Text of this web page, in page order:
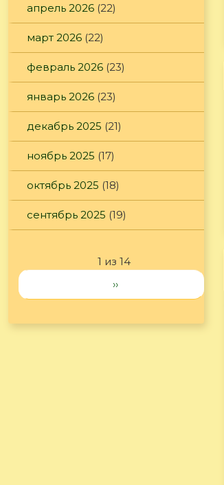
апрель 2026 (22)
март 2026 (22)
февраль 2026 (23)
январь 2026 (23)
декабрь 2025 (21)
ноябрь 2025 (17)
октябрь 2025 (18)
сентябрь 2025 (19)
1 из 14
››